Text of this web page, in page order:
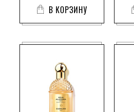
В КОРЗИНУ